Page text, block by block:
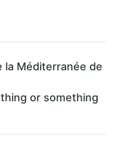
Méditerranée de
or something